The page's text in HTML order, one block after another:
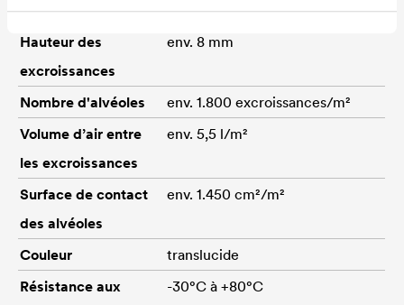
matériau
Hauteur des
excroissances
env. 8 mm
Nombre d'alvéoles
env. 1.800 excroissances/m²
Volume d’air entre
les excroissances
env. 5,5 l/m²
Surface de contact
des alvéoles
env. 1.450 cm²/m²
Couleur
translucide
Résistance aux
-30°C à +80°C